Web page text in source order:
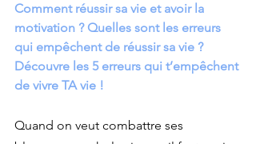
Comment réussir sa vie et avoir la
motivation ? Quelles sont les erreurs
qui empêchent de réussir sa vie ?
Découvre les 5 erreurs qui t’empêchent
de vivre TA vie !
Quand on veut combattre ses